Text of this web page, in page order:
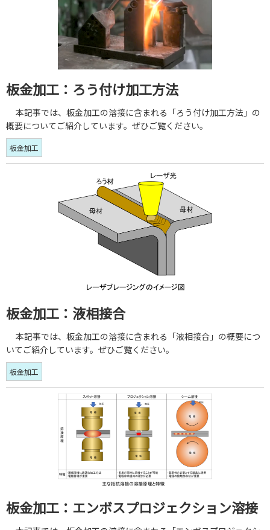
板金加工：ろう付け加工方法
本記事では、板金加工の溶接に含まれる「ろう付け加工方法」の
概要についてご紹介しています。ぜひご覧ください。
板金加工
板金加工：液相接合
本記事では、板金加工の溶接に含まれる「液相接合」の概要につ
いてご紹介しています。ぜひご覧ください。
板金加工
板金加工：エンボスプロジェクション溶接